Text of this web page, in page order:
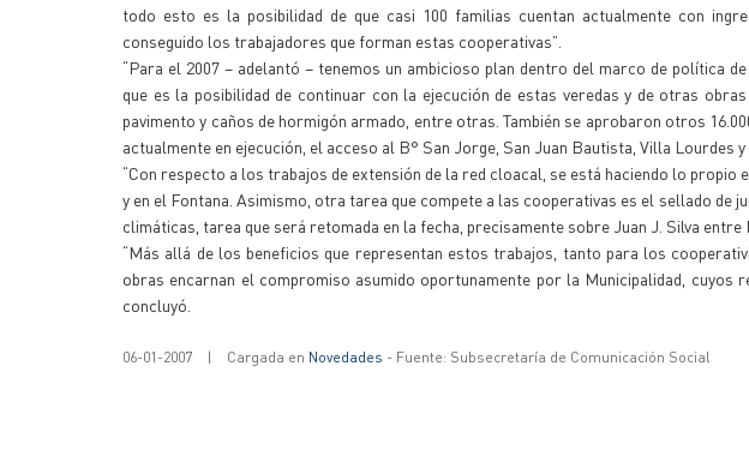
todo esto es la posibilidad de que casi 100 familias cuentan actualmente con
conseguido los trabajadores que forman estas cooperativas”.
“Para el 2007 – adelantó – tenemos un ambicioso plan dentro del marco de política
que es la posibilidad de continuar con la ejecución de estas veredas y de otras
pavimento y caños de hormigón armado, entre otras. También se aprobaron otros
actualmente en ejecución, el acceso al B° San Jorge, San Juan Bautista, Villa Lourdes y
“Con respecto a los trabajos de extensión de la red cloacal, se está haciendo lo propio
y en el Fontana. Asimismo, otra tarea que compete a las cooperativas es el sellado de
climáticas, tarea que será retomada en la fecha, precisamente sobre Juan J. Silva
“Más allá de los beneficios que representan estos trabajos, tanto para los
obras encarnan el compromiso asumido oportunamente por la Municipalidad, cuyos
concluyó.
06-01-2007 | Cargada en Novedades - Fuente: Subsecretaría de Comunicación Social